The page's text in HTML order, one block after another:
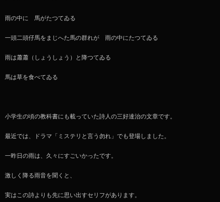
雨の中に 馬がたつてゐる
一頭二頭仔馬をまじへた馬の群れが 雨の中にたつてゐる
雨は蕭蕭（しょうしょう）と降つてゐる
馬は草を食べてゐる
小学生の頃の教科書にも載っていた詩人の三好達治の文章です。
最近では、ドラマ「ミステリと言う勿れ」でも登場しました。
一昨日の雨は、久々にすごいかったです。
激しく降る雨音を聞くと、
実はこの詩よりも先に思い出すセリフがあります。